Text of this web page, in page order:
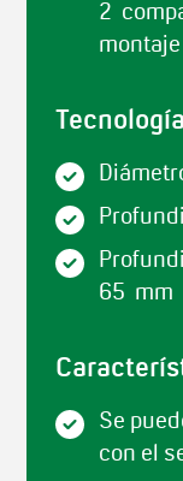
2
Tecnología
65 mm
Se
con el